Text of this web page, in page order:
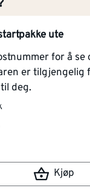
ute
for å se
er tilgjengelig
deg.
Kjøp